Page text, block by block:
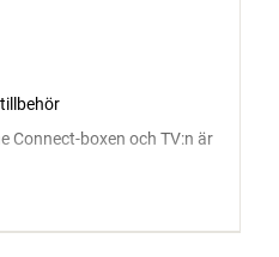
Connect-boxen och TV:n är